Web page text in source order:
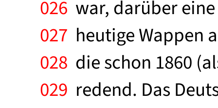
026 war, darüber
027 heutige Wappen
028 die schon 1860
029 redend. Das